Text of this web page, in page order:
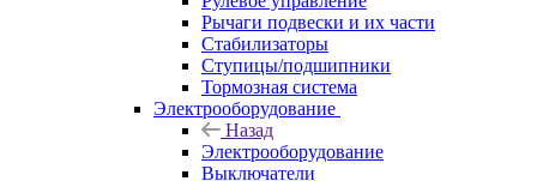
Рычаги подвески и их части
Стабилизаторы
Ступицы/подшипники
Тормозная система
Электрооборудование
Назад
Электрооборудование
Выключатели